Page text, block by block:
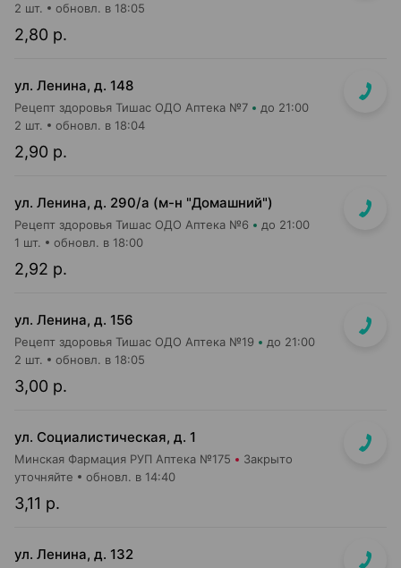
2,80 р.
2 шт. обновл. в 18:05
ул. Ленина, д. 148
Рецепт здоровья Тишас ОДО Аптека №7 до 21:00
2,90 р.
2 шт. обновл. в 18:04
ул. Ленина, д. 290/а (м-н "Домашний")
Рецепт здоровья Тишас ОДО Аптека №6 до 21:00
2,92 р.
1 шт. обновл. в 18:00
ул. Ленина, д. 156
Рецепт здоровья Тишас ОДО Аптека №19 до 21:00
3,00 р.
2 шт. обновл. в 18:05
ул. Социалистическая, д. 1
Минская Фармация РУП Аптека №175 Закрыто
3,11 р.
уточняйте обновл. в 14:40
ул. Ленина, д. 132